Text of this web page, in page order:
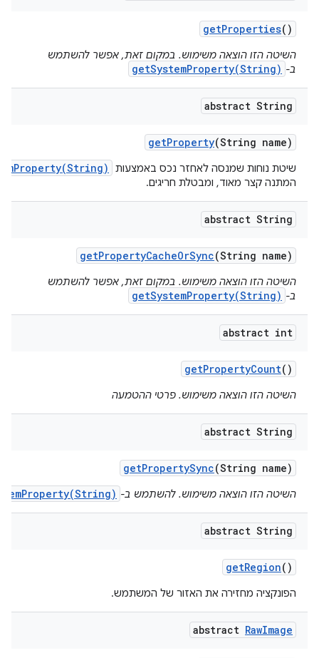
getProperties()
השיטה הזו הוצאה משימוש. במקום זאת, אפשר להשתמש
ב- getSystemProperty(String)
abstract String
getProperty(String name)
שיטת נוחות שמנסה לאחזר נכס באמצעות
המתנה קצר מאוד, ומבטלת חריגים.
abstract String
getPropertyCacheOrSync(String name)
השיטה הזו הוצאה משימוש. במקום זאת, אפשר להשתמש
ב- getSystemProperty(String)
abstract int
getPropertyCount()
השיטה הזו הוצאה משימוש. פרטי ההטמעה
abstract String
getPropertySync(String name)
השיטה הזו הוצאה משימוש. להשתמש ב-
abstract String
getRegion()
הפונקציה מחזירה את האזור של המשתמש.
abstract RawImage